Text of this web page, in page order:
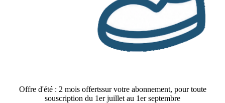
Offre d'été : 2 mois offertssur votre abonnement, pour toute
souscription du 1er juillet au 1er septembre